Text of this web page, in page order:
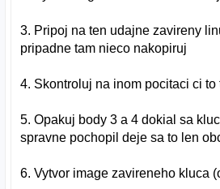
3. Pripoj na ten udajne zavireny
pripadne tam nieco nakopiruj
4. Skontroluj na inom pocitaci ci
5. Opakuj body 3 a 4 dokial sa
spravne pochopil deje sa to len
6. Vytvor image zavireneho kluca